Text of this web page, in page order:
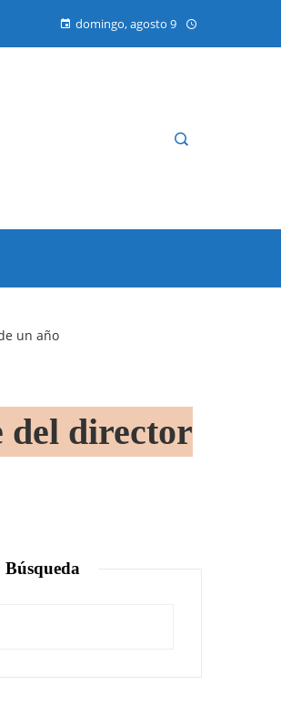
domingo, agosto 9
un año
del director
Búsqueda